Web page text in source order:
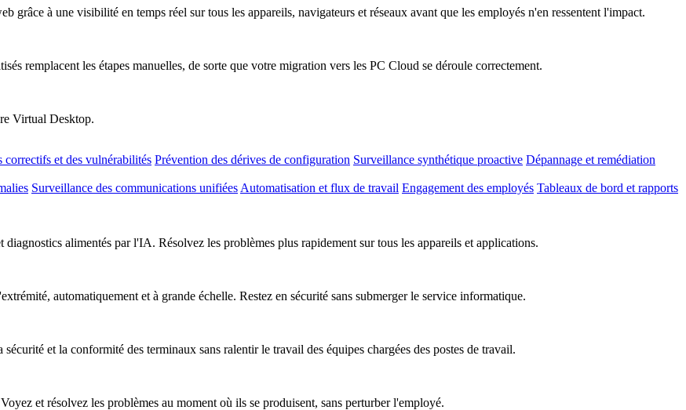
grâce à une visibilité en temps réel sur tous les appareils, navigateurs et réseaux avant que les employés n'en ressentent l'impact.
remplacent les étapes manuelles, de sorte que votre migration vers les PC Cloud se déroule correctement.
Virtual Desktop.
correctifs et des vulnérabilités Prévention des dérives de configuration Surveillance synthétique proactive Dépannage et remédiation
Surveillance des communications unifiées Automatisation et flux de travail Engagement des employés Tableaux de bord et rapports
alimentés par l'IA. Résolvez les problèmes plus rapidement sur tous les appareils et applications.
automatiquement et à grande échelle. Restez en sécurité sans submerger le service informatique.
et la conformité des terminaux sans ralentir le travail des équipes chargées des postes de travail.
et résolvez les problèmes au moment où ils se produisent, sans perturber l'employé.